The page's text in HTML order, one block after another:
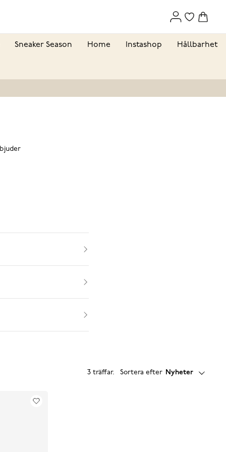
Sneaker Season Home Instashop Hållbarhet
3 träffar. Sortera efter Nyheter